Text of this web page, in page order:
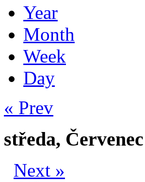
Year
Month
Week
Day
« Prev
středa,
Next »